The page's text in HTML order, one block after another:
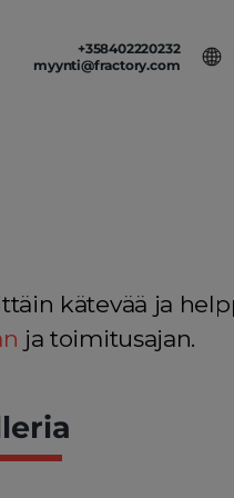
+358402220232
myynti@fractory.com
kätevää ja
ja toimitusajan.